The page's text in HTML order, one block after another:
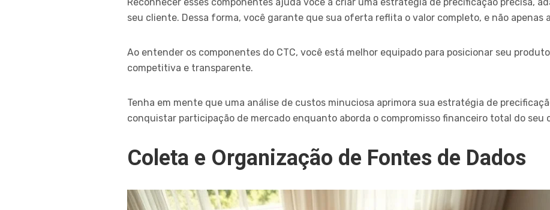
Reconhecer esses componentes ajuda você a criar uma estratégia de precificação precisa,
seu cliente. Dessa forma, você garante que sua oferta reflita o valor completo, e não apenas
Ao entender os componentes do CTC, você está melhor equipado para posicionar seu
competitiva e transparente.
Tenha em mente que uma análise de custos minuciosa aprimora sua estratégia de
conquistar participação de mercado enquanto aborda o compromisso financeiro total do seu
Coleta e Organização de Fontes de Dados